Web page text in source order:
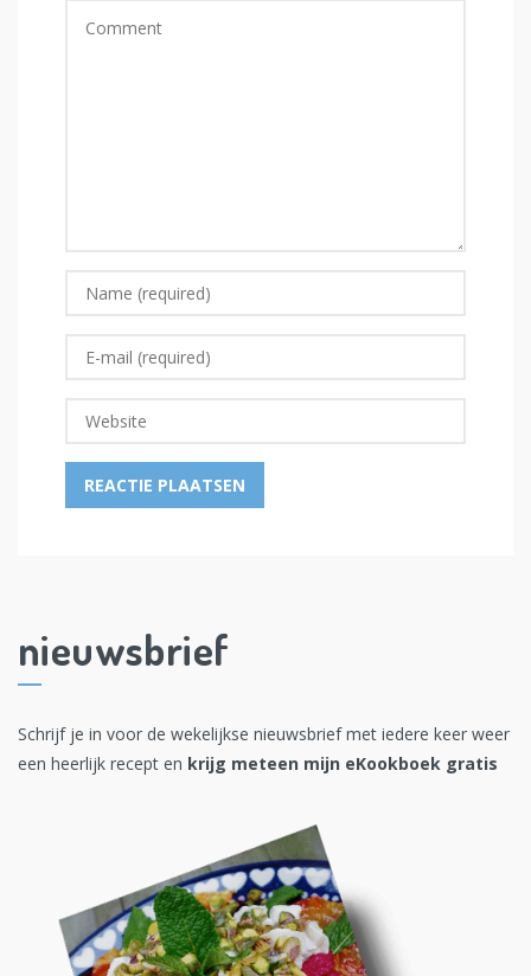
nieuwsbrief
Schrijf je in voor de wekelijkse nieuwsbrief met iedere keer weer
een heerlijk recept en krijg meteen mijn eKookboek gratis